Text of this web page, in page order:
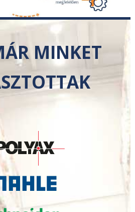
MINKET